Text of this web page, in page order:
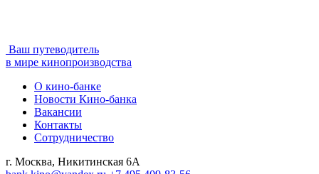
Ваш путеводитель
в мире кинопроизводства
О кино-банке
Новости Кино-банка
Вакансии
Контакты
Сотрудничество
г. Москва, Никитинская 6А